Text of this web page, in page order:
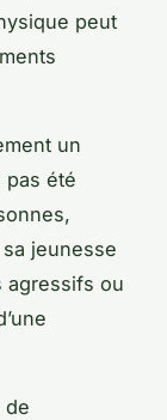
peut
un
pas été
jeunesse
agressifs ou
de